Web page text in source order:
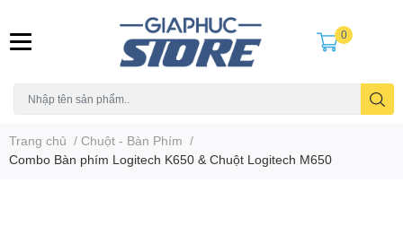
0
Trang chủ / Chuột - Bàn Phím /
Combo Bàn phím Logitech K650 & Chuột Logitech M650